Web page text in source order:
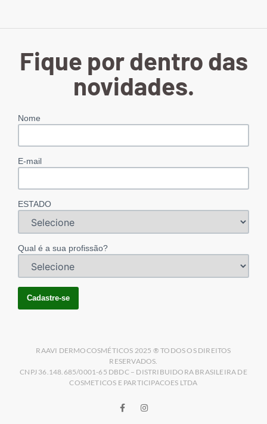
Fique por dentro das
novidades.
Nome
E-mail
ESTADO
Qual é a sua profissão?
RAAVI DERMOCOSMÉTICOS 2025 ® TODOS OS DIREITOS
RESERVADOS.
CNPJ 36.148.685/0001-65 DBDC – DISTRIBUIDORA BRASILEIRA DE
COSMETICOS E PARTICIPACOES LTDA